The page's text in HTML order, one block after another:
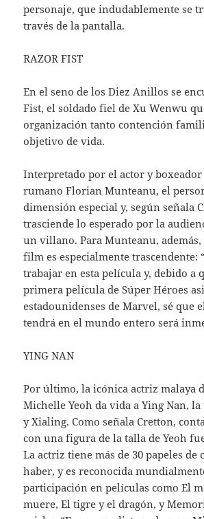
personaje, que indudablemente se
través de la pantalla.
RAZOR FIST
En el seno de los Diez Anillos se
Fist, el soldado fiel de Xu Wenwu
organización tanto contención
objetivo de vida.
Interpretado por el actor y
rumano Florian Munteanu, el
dimensión especial y, según señala
trasciende lo esperado por la
un villano. Para Munteanu, además,
film es especialmente trascendente:
trabajar en esta película y, debido a
primera película de Súper Héroes
estadounidenses de Marvel, sé que
tendrá en el mundo entero será
YING NAN
Por último, la icónica actriz malaya
Michelle Yeoh da vida a Ying Nan, la
y Xialing. Como señala Cretton,
con una figura de la talla de Yeoh
La actriz tiene más de 30 papeles de
haber, y es reconocida
participación en películas como El
muere, El tigre y el dragón, y